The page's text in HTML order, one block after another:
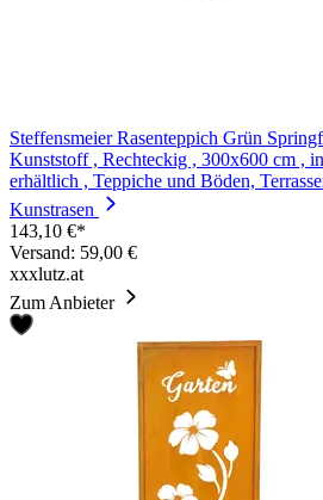
Steffensmeier Rasenteppich Grün
Kunststoff , Rechteckig , 300x600 cm ,
erhältlich , Teppiche und Böden,
Kunstrasen
143,10 €*
Versand: 59,00 €
xxxlutz.at
Zum Anbieter